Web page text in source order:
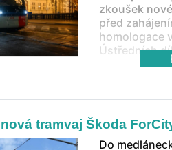
zkoušek
před
homologace
Ústředních
první ŠKODA
PRAHA 52T
tramvaj Škoda
Do